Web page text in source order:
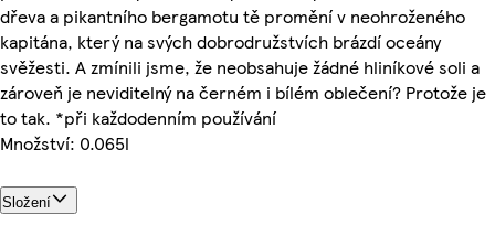
dřeva a pikantního bergamotu tě promění v neohroženého
kapitána, který na svých dobrodružstvích brázdí oceány
svěžesti. A zmínili jsme, že neobsahuje žádné hliníkové soli a
zároveň je neviditelný na černém i bílém oblečení? Protože je
to tak. *při každodenním používání
Množství: 0.065l
Složení